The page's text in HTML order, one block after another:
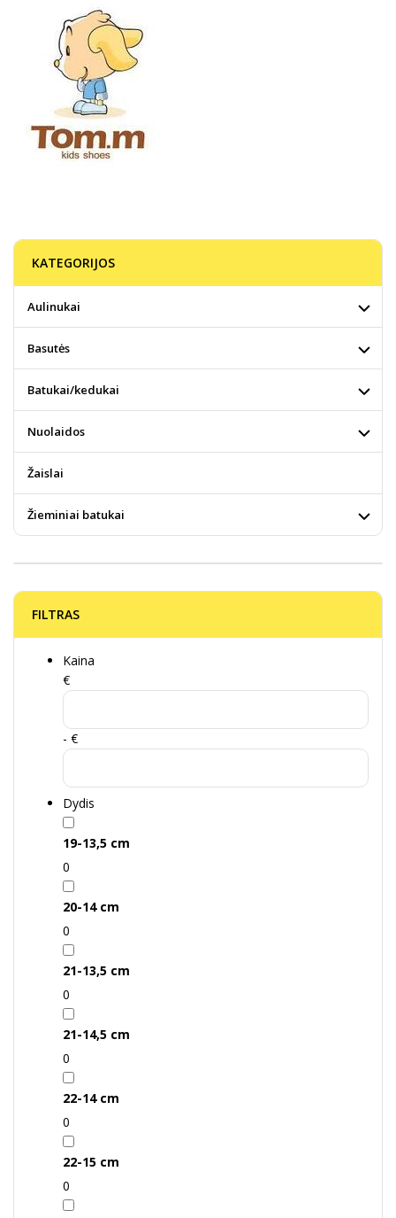
KATEGORIJOS
Aulinukai
Basutės
Batukai/kedukai
Nuolaidos
Žaislai
Žieminiai batukai
FILTRAS
Kaina
€
- €
Dydis
19-13,5 cm
0
20-14 cm
0
21-13,5 cm
0
21-14,5 cm
0
22-14 cm
0
22-15 cm
0